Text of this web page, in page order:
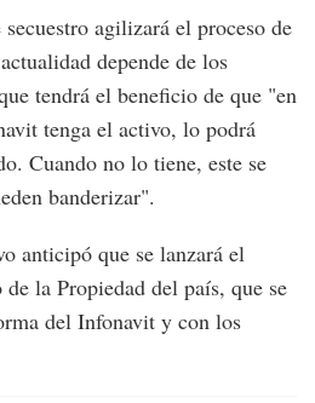
agilizará el proceso de
depende de los
tendrá el beneficio de que "en
tenga el activo, lo podrá
Cuando no lo tiene, este se
banderizar".
anticipó que se lanzará el
la Propiedad del país, que se
del Infonavit y con los